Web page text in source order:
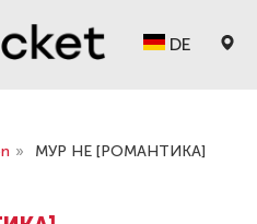
DE
» МУР НЕ [РОМАНТИКА]